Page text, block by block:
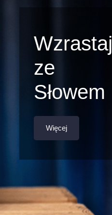
Wzrastaj
ze
Słowem
Więcej